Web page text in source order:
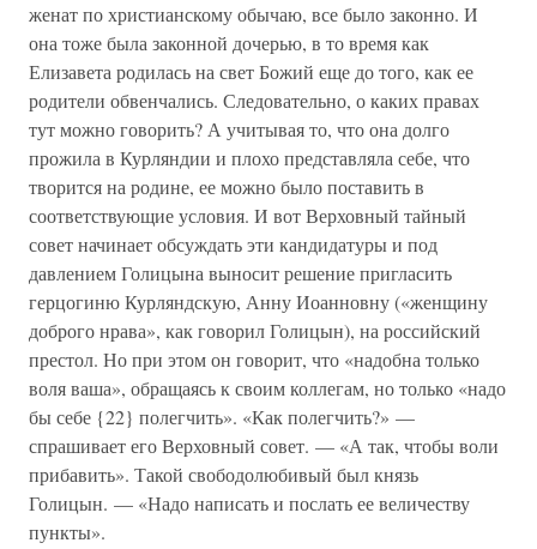
женат по христианскому обычаю, все было законно. И
она тоже была законной дочерью, в то время как
Елизавета родилась на свет Божий еще до того, как ее
родители обвенчались. Следовательно, о каких правах
тут можно говорить? А учитывая то, что она долго
прожила в Курляндии и плохо представляла себе, что
творится на родине, ее можно было поставить в
соответствующие условия. И вот Верховный тайный
совет начинает обсуждать эти кандидатуры и под
давлением Голицына выносит решение пригласить
герцогиню Курляндскую, Анну Иоанновну («женщину
доброго нрава», как говорил Голицын), на российский
престол. Но при этом он говорит, что «надобна только
воля ваша», обращаясь к своим коллегам, но только «надо
бы себе {22} полегчить». «Как полегчить?» —
спрашивает его Верховный совет. — «А так, чтобы воли
прибавить». Такой свободолюбивый был князь
Голицын. — «Надо написать и послать ее величеству
пункты».